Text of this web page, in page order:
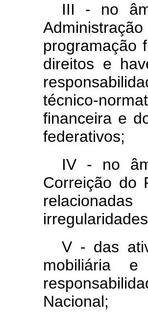
III - no
programação
direitos e
técnico-
financeira e
federativos;
IV - no
Correição do
V - das
mobiliária
Nacional;